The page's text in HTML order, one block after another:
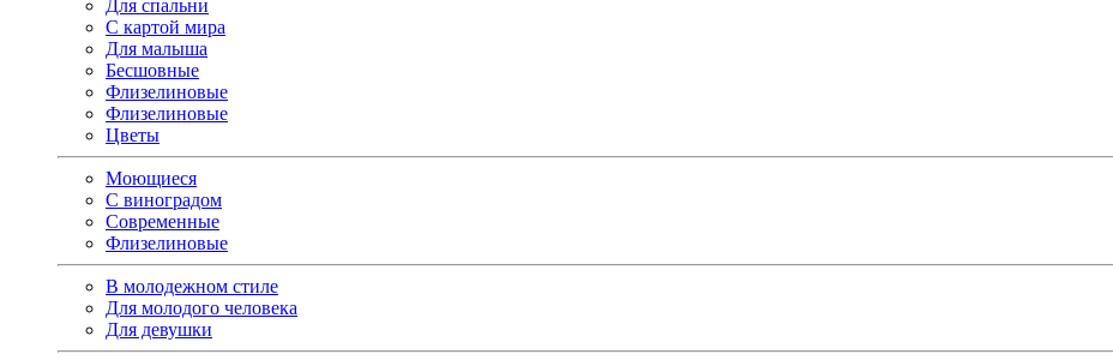
Для спальни
С картой мира
Для малыша
Бесшовные
Флизелиновые
Флизелиновые
Цветы
Моющиеся
С виноградом
Современные
Флизелиновые
В молодежном стиле
Для молодого человека
Для девушки